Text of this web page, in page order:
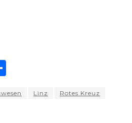
ar
Linz
Rotes Kreuz